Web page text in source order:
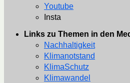
Youtube
Insta
Links zu Themen in den
Nachhaltigkeit
Klimanotstand
KlimaSchutz
Klimawandel